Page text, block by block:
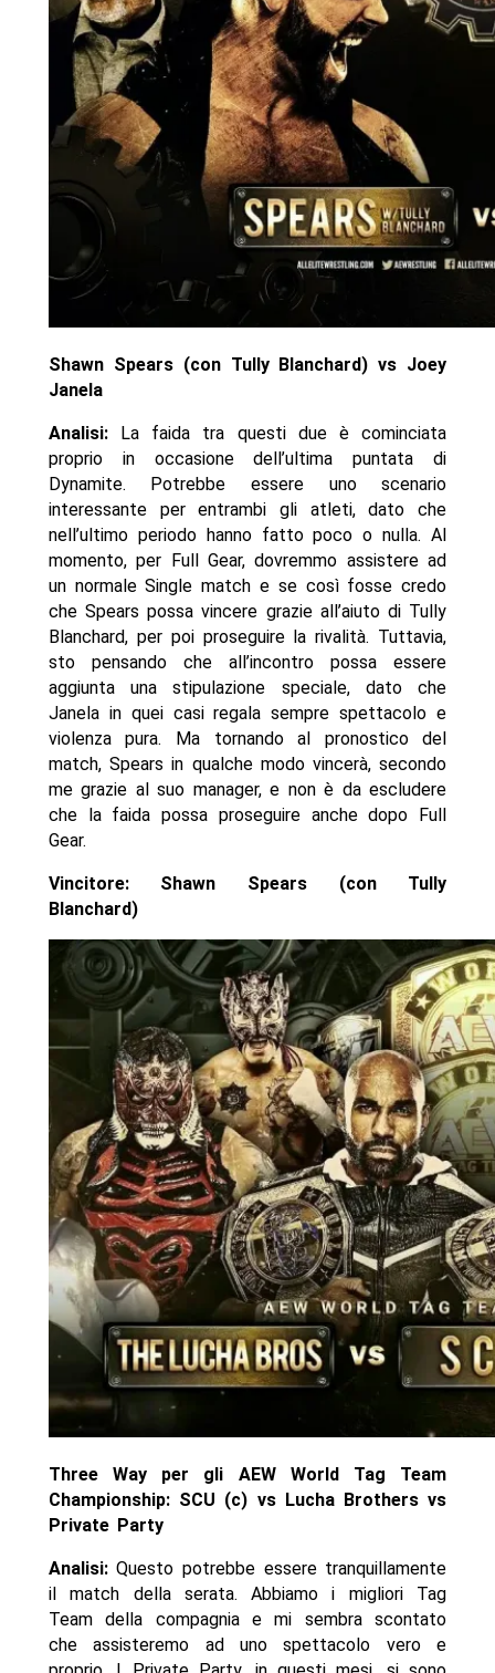
Shawn Spears (con Tully Blanchard) vs Joey
Janela
Analisi:
La faida tra questi due è cominciata
proprio in occasione dell’ultima puntata di
Dynamite. Potrebbe essere uno scenario
interessante per entrambi gli atleti, dato che
nell’ultimo periodo hanno fatto poco o nulla. Al
momento, per Full Gear, dovremmo assistere ad
un normale Single match e se così fosse credo
che Spears possa vincere grazie all’aiuto di Tully
Blanchard, per poi proseguire la rivalità. Tuttavia,
sto pensando che all’incontro possa essere
aggiunta una stipulazione speciale, dato che
Janela in quei casi regala sempre spettacolo e
violenza pura. Ma tornando al pronostico del
match, Spears in qualche modo vincerà, secondo
me grazie al suo manager, e non è da escludere
che la faida possa proseguire anche dopo Full
Gear.
Vincitore:
Shawn Spears (con Tully
Blanchard)
Three Way per gli AEW World Tag Team
Championship: SCU (c) vs Lucha Brothers vs
Private Party
Analisi:Questo potrebbe essere tranquillamente
il match della serata. Abbiamo i migliori Tag
Team della compagnia e mi sembra scontato
che assisteremo ad uno spettacolo vero e